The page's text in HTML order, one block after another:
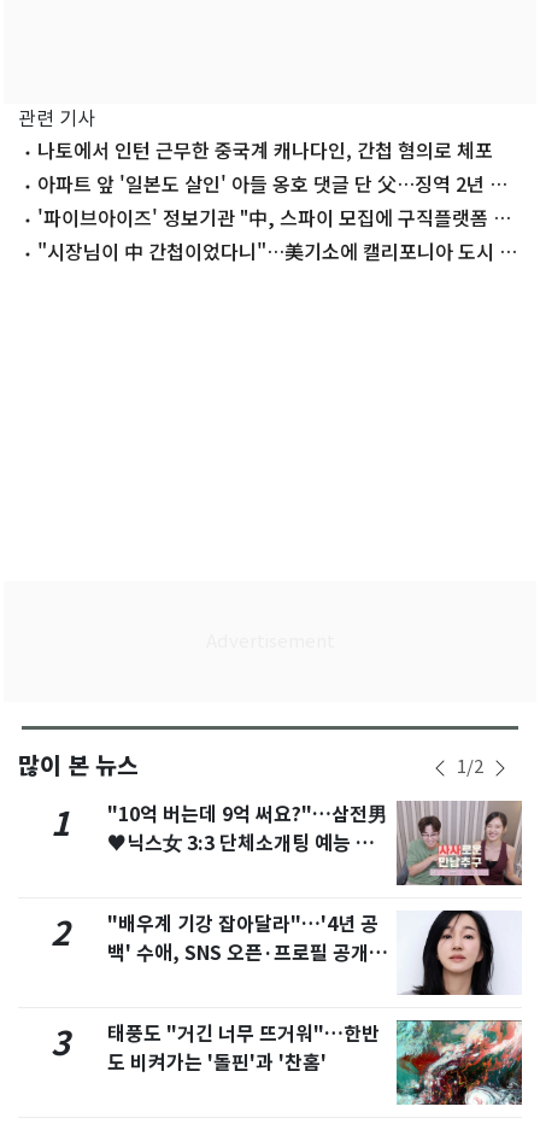
관련 기사
나토에서 인턴 근무한 중국계 캐나다인, 간첩 혐의로 체포
아파트 앞 '일본도 살인' 아들 옹호 댓글 단 父…징역 2년 구
형 '파이브아이즈' 정보기관 "中, 스파이 모집에 구직플랫폼 활
용""시장님이 中 간첩이었다니"…美기소에 캘리포니아 도시 충
많이 본 뉴스 1/2
1
"10억 버는데 9억 써요?"…삼전男
♥닉스女 3:3 단체소개팅 예능 화
2
"배우계 기강 잡아달라"…'4년 공
백' 수애, SNS 오픈·프로필 공개
3
태풍도 "거긴 너무 뜨거워"…한반
도 비켜가는 '돌핀'과 '찬홈'